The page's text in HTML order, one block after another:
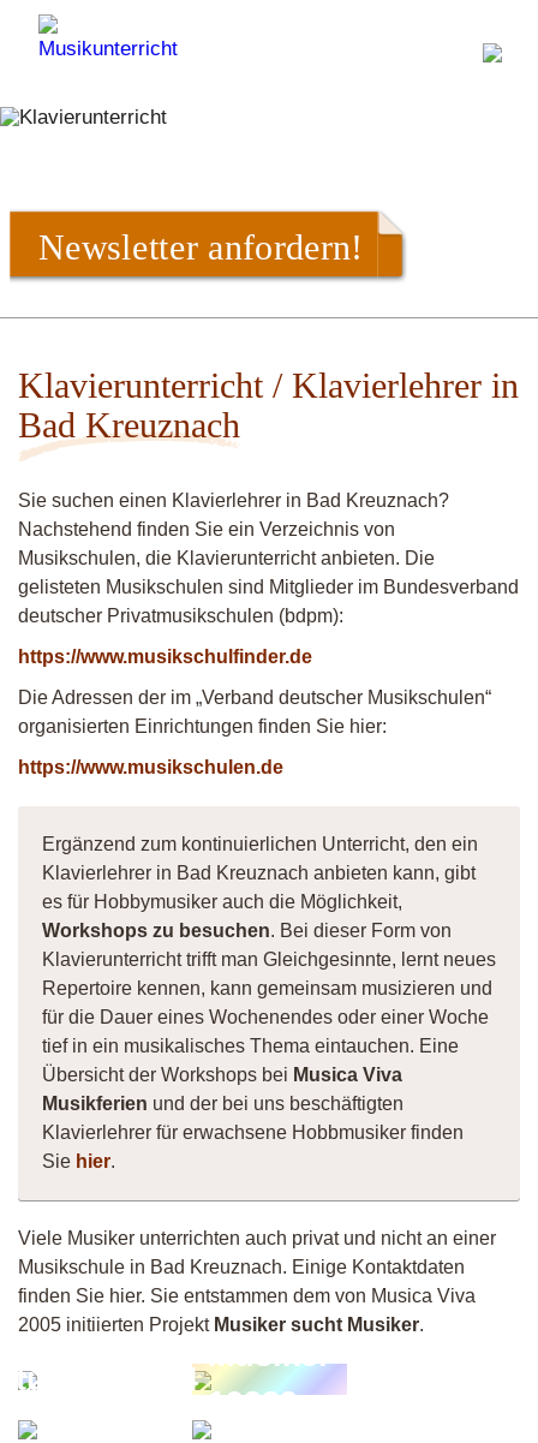
Newsletter anfordern!
Klavierunterricht / Klavierlehrer in
Bad Kreuznach
Sie suchen einen Klavierlehrer in Bad Kreuznach?
Nachstehend finden Sie ein Verzeichnis von
Musikschulen, die Klavierunterricht anbieten. Die
gelisteten Musikschulen sind Mitglieder im Bundesverband
deutscher Privatmusikschulen (bdpm):
https://www.musikschulfinder.de
Die Adressen der im „Verband deutscher Musikschulen“
organisierten Einrichtungen finden Sie hier:
https://www.musikschulen.de
Ergänzend zum kontinuierlichen Unterricht, den ein
Klavierlehrer in Bad Kreuznach anbieten kann, gibt
es für Hobbymusiker auch die Möglichkeit,
Workshops zu besuchen. Bei dieser Form von
Klavierunterricht trifft man Gleichgesinnte, lernt neues
Repertoire kennen, kann gemeinsam musizieren und
für die Dauer eines Wochenendes oder einer Woche
tief in ein musikalisches Thema eintauchen. Eine
Übersicht der Workshops bei Musica Viva
Musikferien und der bei uns beschäftigten
Klavierlehrer für erwachsene Hobbmusiker finden
Sie hier.
Viele Musiker unterrichten auch privat und nicht an einer
Musikschule in Bad Kreuznach. Einige Kontaktdaten
finden Sie hier. Sie entstammen dem von Musica Viva
2005 initiierten Projekt Musiker sucht Musiker.
Musiker
19389